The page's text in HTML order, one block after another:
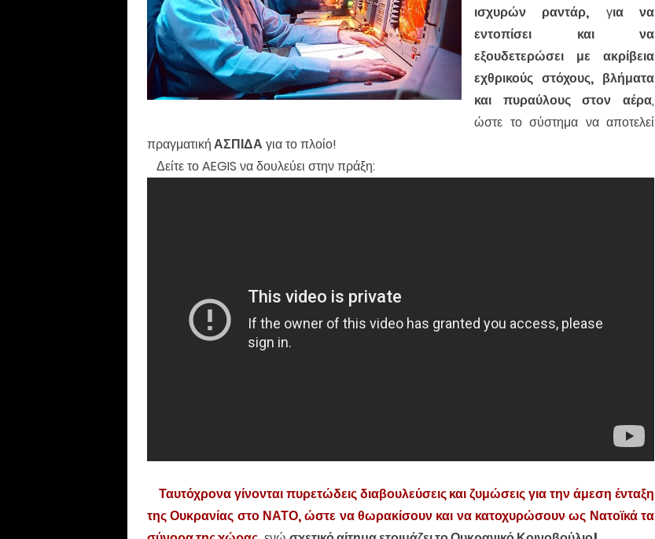
ισχυρών ραντάρ, για να
εντοπίσει και να
εξουδετερώσει με ακρίβεια
εχθρικούς στόχους, βλήματα
και πυραύλους στον αέρα,
ώστε το σύστημα να αποτελεί
πραγματικήΑΣΠΙΔΑ για το πλοίο!
Δείτε το AEGIS να δουλεύει στην πράξη:
Ταυτόχρονα γίνονται πυρετώδεις διαβουλεύσεις και ζυμώσεις για την άμεση ένταξη
της Ουκρανίας στο ΝΑΤΟ, ώστε να θωρακίσουν και να κατοχυρώσουν ως Νατοϊκά τα